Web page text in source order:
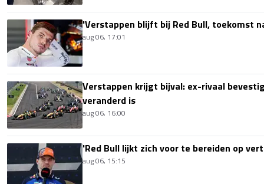
'Verstappen blijft bij Red Bull, toekomst
aug 06, 17:01
Verstappen krijgt bijval: ex-rivaal
veranderd is
aug 06, 16:00
'Red Bull lijkt zich voor te bereiden op
aug 06, 15:15